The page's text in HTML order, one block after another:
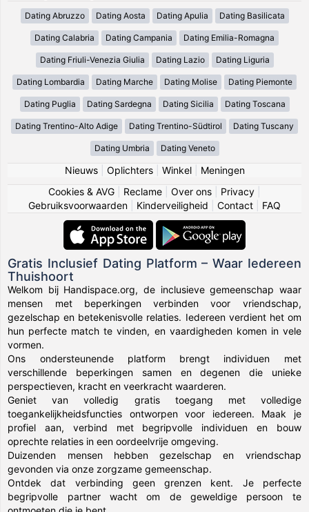
Dating Abruzzo Dating Aosta Dating Apulia Dating Basilicata
Dating Calabria Dating Campania Dating Emilia-Romagna
Dating Friuli-Venezia Giulia Dating Lazio Dating Liguria
Dating Lombardia Dating Marche Dating Molise Dating Piemonte
Dating Puglia Dating Sardegna Dating Sicilia Dating Toscana
Dating Trentino-Alto Adige Dating Trentino-Südtirol Dating Tuscany
Dating Umbria Dating Veneto
Nieuws| Oplichters| Winkel| Meningen
Cookies & AVG
Reclame Over ons Privacy
Gebruiksvoorwaarden
Kinderveiligheid Contact FAQ
Gratis Inclusief Dating Platform – Waar Iedereen
Thuishoort
Welkom bij Handispace.org, de inclusieve gemeenschap waar
mensen met beperkingen verbinden voor vriendschap,
gezelschap en betekenisvolle relaties. Iedereen verdient het om
hun perfecte match te vinden, en vaardigheden komen in vele
vormen.
Ons ondersteunende platform brengt individuen met
verschillende beperkingen samen en degenen die unieke
perspectieven, kracht en veerkracht waarderen.
Geniet van volledig gratis toegang met volledige
toegankelijkheidsfuncties ontworpen voor iedereen. Maak je
profiel aan, verbind met begripvolle individuen en bouw
oprechte relaties in een oordeelvrije omgeving.
Duizenden mensen hebben gezelschap en vriendschap
gevonden via onze zorgzame gemeenschap.
Ontdek dat verbinding geen grenzen kent. Je perfecte
begripvolle partner wacht om de geweldige persoon te